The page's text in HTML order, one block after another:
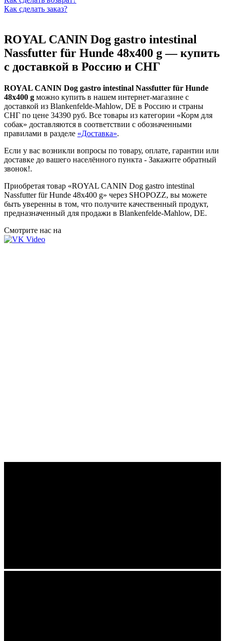
Как сделать заказ?
ROYAL CANIN Dog gastro intestinal
Nassfutter für Hunde 48x400 g — купить
с доставкой в Россию и СНГ
ROYAL CANIN Dog gastro intestinal Nassfutter für Hunde
48x400 g можно купить в нашем интернет-магазине с
доставкой из Blankenfelde-Mahlow, DE в Россию и страны
СНГ по цене 34390 руб. Все товары из категории «Корм для
собак» доставляются в соответствии с обозначенными
правилами в разделе «Доставка».
Если у вас возникли вопросы по товару, оплате, гарантии или
доставке до вашего населённого пункта - Закажите обратный
звонок!.
Приобретая товар «ROYAL CANIN Dog gastro intestinal
Nassfutter für Hunde 48x400 g» через SHOPOZZ, вы можете
быть уверенны в том, что получите качественный продукт,
предназначенный для продажи в Blankenfelde-Mahlow, DE.
Смотрите нас на